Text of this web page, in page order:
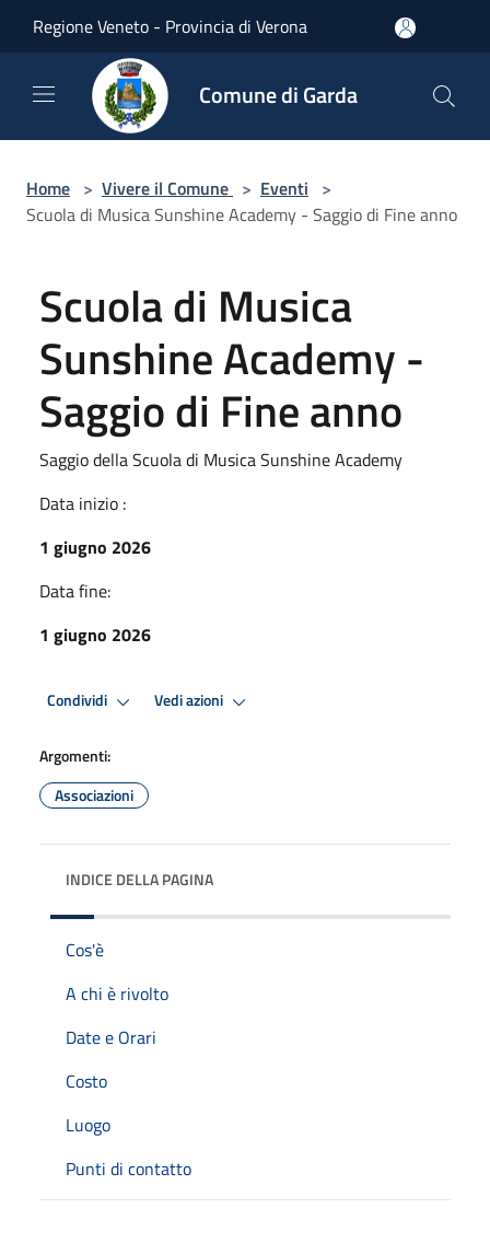
Regione Veneto - Provincia di Verona
Comune di Garda
Home > Vivere il Comune > Eventi >
Scuola di Musica Sunshine Academy - Saggio di Fine anno
Scuola di Musica
Sunshine Academy -
Saggio di Fine anno
Saggio della Scuola di Musica Sunshine Academy
Data inizio :
1 giugno 2026
Data fine:
1 giugno 2026
Condividi Vedi azioni
Argomenti:
Associazioni
INDICE DELLA PAGINA
Cos'è
A chi è rivolto
Date e Orari
Costo
Luogo
Punti di contatto